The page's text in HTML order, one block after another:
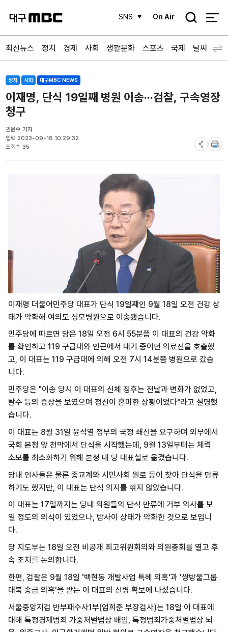
SNS On Air
검
최신뉴스 정치 경제 사회 생활문화 스포츠 국제 날씨
정치 사회 대구MBC NEWS
이재명, 단식 19일째 병원 이송···검찰, 구속영장
청구
권윤수 기자
입력 2023-09-18 10:29:32
조회수 35
이재명 더불어민주당 대표가 단식 19일째인 9월 18일 오전 건강 상
태가 악화해 여의도 성모병원으로 이송됐습니다.
민주당에 따르면 당은 18일 오전 6시 55분쯤 이 대표의 건강 악화
를 확인하고 119 구급대와 인근에서 대기 중이던 의료진을 호출했
고, 이 대표는 119 구급대에 의해 오전 7시 14분쯤 병원으로 갔습
니다.
민주당은 "이송 당시 이 대표의 신체 징후는 전날과 변화가 없었고,
탈수 등의 증상을 보였으며 정신이 혼미한 상황이었다"라고 설명했
습니다.
이 대표는 8월 31일 윤석열 정부의 국정 쇄신을 요구하며 외부에서
국회 본청 앞 천막에서 단식을 시작했는데, 9월 13일부터는 체력
소모를 최소화하기 위해 본청 내 당 대표실로 옮겼습니다.
당내 인사들은 물론 종교계와 시민사회 원로 등이 찾아 단식을 만류
하기도 했지만, 이 대표는 단식 의지를 꺾지 않았습니다.
이 대표는 17일까지는 당내 의원들의 단식 만류에 거부 의사를 보
일 정도의 의식이 있었으나, 밤사이 상태가 악화한 것으로 보입니
다.
당 지도부는 18일 오전 비공개 최고위원회의와 의원총회를 열고 후
속 조치를 논의합니다.
한편, 검찰은 9월 18일 '백현동 개발사업 특혜 의혹'과 '쌍방울그룹
대북 송금 의혹'을 받는 이 대표의 신병 확보에 나섰습니다.
서울중앙지검 반부패수사1부(엄희준 부장검사)는 18일 이 대표에
대해 특정경제범죄 가중처벌법상 배임, 특정범죄가중처벌법상 뇌